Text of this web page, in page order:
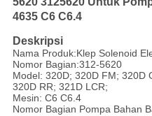
4635 C6 C6.4
Deskripsi
Nama Produk:Klep Solenoid
Nomor Bagian:312-5620
Model: 320D; 320D FM; 320D
320D RR; 321D LCR;
Mesin: C6 C6.4
Nomor Bagian Pompa Bahan